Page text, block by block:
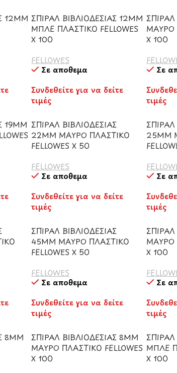
12ΜΜ ΣΠΙΡΑΛ ΒΙΒΛΙΟΔΕΣΙΑΣ 12ΜΜ
ΜΠΛΕ ΠΛΑΣΤΙΚΟ FELLOWES
Χ 100
FELLOWES
Σε απόθεμα
Συνδεθείτε για να δείτε
τιμές
ΜΑΥΡΟ
Χ 100
Σε
τιμές
19ΜΜ ΣΠΙΡΑΛ ΒΙΒΛΙΟΔΕΣΙΑΣ
22ΜΜ ΜΑΥΡΟ ΠΛΑΣΤΙΚΟ
FELLOWES Χ 50
FELLOWES
Σε απόθεμα
Συνδεθείτε για να δείτε
τιμές
ΣΠΙΡΑΛ
25ΜΜ
Σε
τιμές
ΣΠΙΡΑΛ ΒΙΒΛΙΟΔΕΣΙΑΣ
45ΜΜ ΜΑΥΡΟ ΠΛΑΣΤΙΚΟ
FELLOWES Χ 50
FELLOWES
Σε απόθεμα
Συνδεθείτε για να δείτε
τιμές
ΜΑΥΡΟ
Χ 100
Σε
τιμές
8ΜΜ
ΣΠΙΡΑΛ ΒΙΒΛΙΟΔΕΣΙΑΣ 8ΜΜ
ΜΑΥΡΟ ΠΛΑΣΤΙΚΟ FELLOWES
Χ 100
ΜΠΛΕ
Χ 100